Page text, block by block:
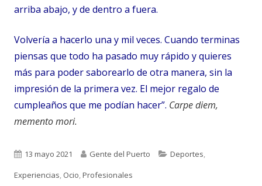
arriba abajo, y de dentro a fuera.
Volvería a hacerlo una y mil veces. Cuando terminas
piensas que todo ha pasado muy rápido y quieres
más para poder saborearlo de otra manera, sin la
impresión de la primera vez. El mejor regalo de
cumpleaños que me podían hacer”. Carpe diem,
memento mori.
Publicado
el
13 mayo 2021 Autor
Gente del Puerto Categorías
Deportes,
Experiencias, Ocio,Profesionales